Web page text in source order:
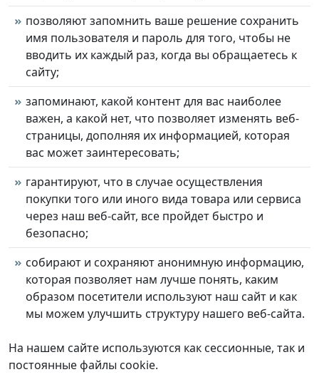
позволяют запомнить ваше решение сохранить
имя пользователя и пароль для того, чтобы не
вводить их каждый раз, когда вы обращаетесь к
сайту;
запоминают, какой контент для вас наиболее
важен, а какой нет, что позволяет изменять веб-
страницы, дополняя их информацией, которая
вас может заинтересовать;
гарантируют, что в случае осуществления
покупки того или иного вида товара или сервиса
через наш веб-сайт, все пройдет быстро и
безопасно;
собирают и сохраняют анонимную информацию,
которая позволяет нам лучше понять, каким
образом посетители используют наш сайт и как
мы можем улучшить структуру нашего веб-сайта.
На нашем сайте используются как сессионные, так и
постоянные файлы cookie.